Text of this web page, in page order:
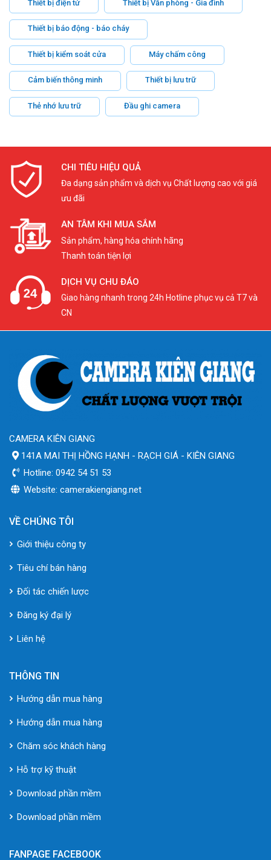
Thiết bị điện tử Thiết bị Văn phòng - Gia đình
Thiết bị báo động - báo cháy
Thiết bị kiểm soát cửa Máy chấm công
Cảm biến thông minh Thiết bị lưu trữ
Thẻ nhớ lưu trữ Đầu ghi camera
CHI TIÊU HIỆU QUẢ
Đa dạng sản phẩm và dịch vụ Chất lượng cao với giá
ưu đãi
AN TÂM KHI MUA SẮM
Sản phẩm, hàng hóa chính hãng
Thanh toán tiện lợi
DỊCH VỤ CHU ĐÁO
Giao hàng nhanh trong 24h Hotline phục vụ cả T7 và
CN
CAMERA KIÊN GIANG
141A MAI THỊ HỒNG HẠNH - RẠCH GIÁ - KIÊN GIANG
Hotline: 0942 54 51 53
Website: camerakiengiang.net
VỀ CHÚNG TÔI
Giới thiệu công ty
Tiêu chí bán hàng
Đối tác chiến lược
Đăng ký đại lý
Liên hệ
THÔNG TIN
Hướng dẫn mua hàng
Hướng dẫn mua hàng
Chăm sóc khách hàng
Hỗ trợ kỹ thuật
Download phần mềm
Download phần mềm
FANPAGE FACEBOOK